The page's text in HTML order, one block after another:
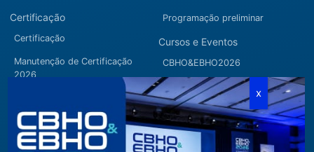
Certificação
Certificação
Manutenção de Certificação
2026
Programação preliminar
Cursos e Eventos
CBHO&EBHO2026
Cursos Modulares
Eventos Apoiados
Eventos Regionais